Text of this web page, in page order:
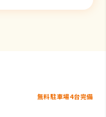
を厳密に管理無料駐車場4台完備